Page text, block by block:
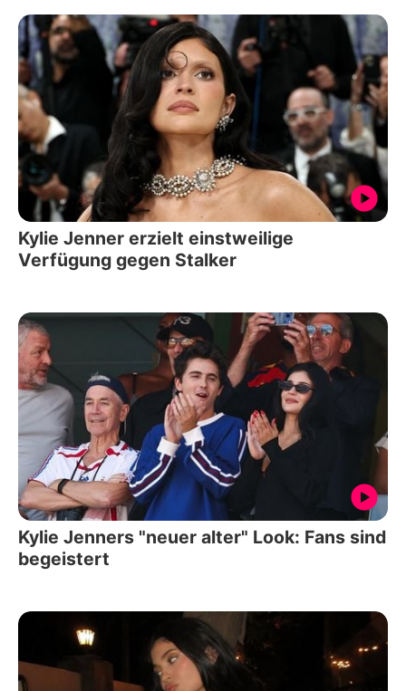
Kylie Jenner erzielt einstweilige
Verfügung gegen Stalker
Kylie Jenners "neuer alter" Look: Fans sind
begeistert